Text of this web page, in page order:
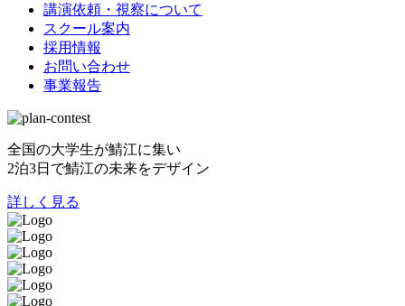
講演依頼・視察について
スクール案内
採用情報
お問い合わせ
事業報告
全国の大学生が鯖江に集い
2泊3日で鯖江の未来をデザイン
詳しく見る